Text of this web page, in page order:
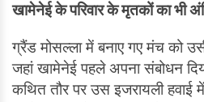
खामेनेई के परिवार के मृतकों का भी
ग्रैंड मोसल्ला में बनाए गए मंच को
जहां खामेनेई पहले अपना संबोधन
कथित तौर पर उस इजरायली हवाई